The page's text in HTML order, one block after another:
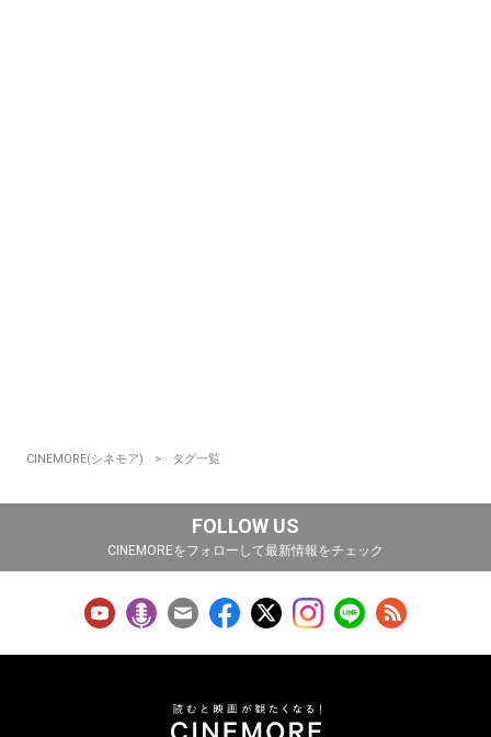
CINEMORE(シネモア) タグ一覧
FOLLOW US
CINEMOREをフォローして最新情報をチェック